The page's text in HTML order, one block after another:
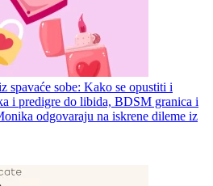
spavaće sobe: Kako se opustiti i
i predigre do libida, BDSM granica i
odgovaraju na iskrene dileme iz